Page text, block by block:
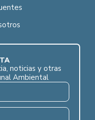
noticias y otras
Ambiental